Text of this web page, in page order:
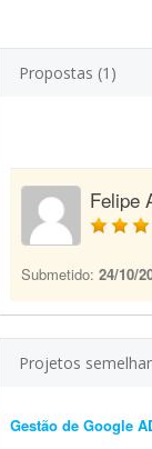
Propostas (1)
Felipe
Submetido: 24/10/
Projetos
Gestão de Google